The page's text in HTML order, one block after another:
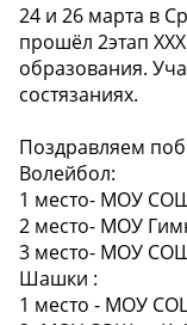
24 и 26 марта в
прошёл 2этап
образования.
состязаниях.
Поздравляем
Волейбол:
1 место- МОУ
2 место- МОУ
3 место- МОУ
Шашки :
1 место - МОУ